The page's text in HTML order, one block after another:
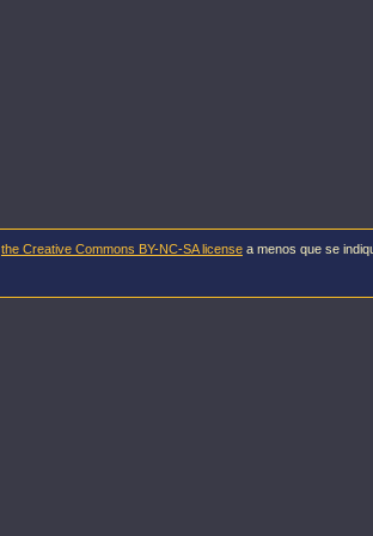
the Creative Commons BY-NC-SA licensea menos que se